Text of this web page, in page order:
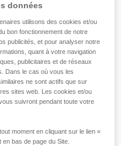
ont une construction
la transpiration et sont
données
utilisons des cookies et/ou
bon fonctionnement de notre
publicités, et pour analyser notre
quant à votre navigation
publicitaires et de réseaux
Dans le cas où vous les
ne sont actifs que sur
sites web. Les cookies et/ou
suivront pendant toute votre
moment en cliquant sur le lien «
bas de page du Site.